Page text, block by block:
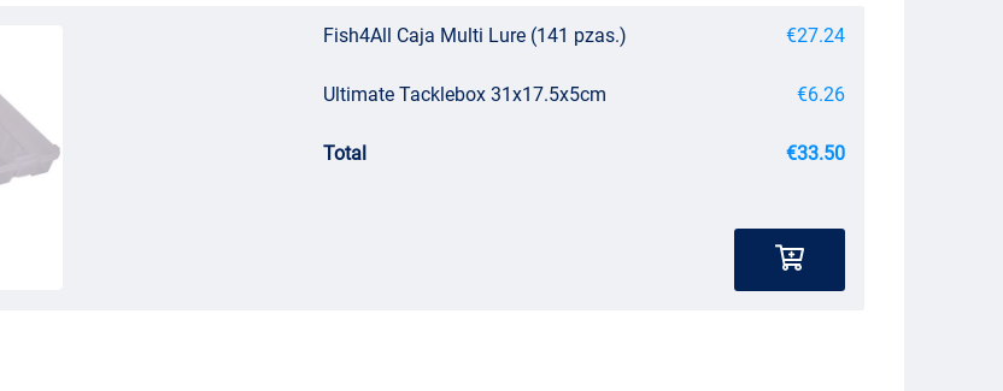
Fish4All Caja Multi Lure (141 pzas.) €27.24
Ultimate Tacklebox 31x17.5x5cm €6.26
Total €33.50